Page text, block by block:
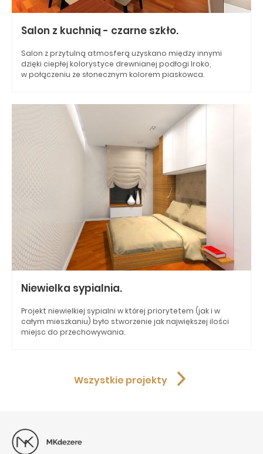
Salon z kuchnią - czarne szkło.
Salon z przytulną atmosferą uzyskano między innymi
dzięki ciepłej kolorystyce drewnianej podłogi Iroko,
w połączeniu ze słonecznym kolorem piaskowca.
Niewielka sypialnia.
Projekt niewielkiej sypialni w której priorytetem (jak i w
całym mieszkaniu) było stworzenie jak największej ilości
miejsc do przechowywania.
Wszystkie projekty